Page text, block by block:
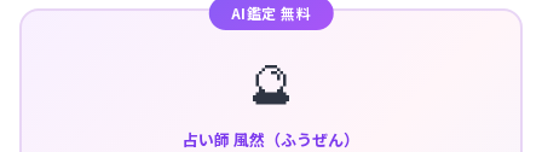
AI鑑定 無料
🔮
占い師 風然（ふうぜん）